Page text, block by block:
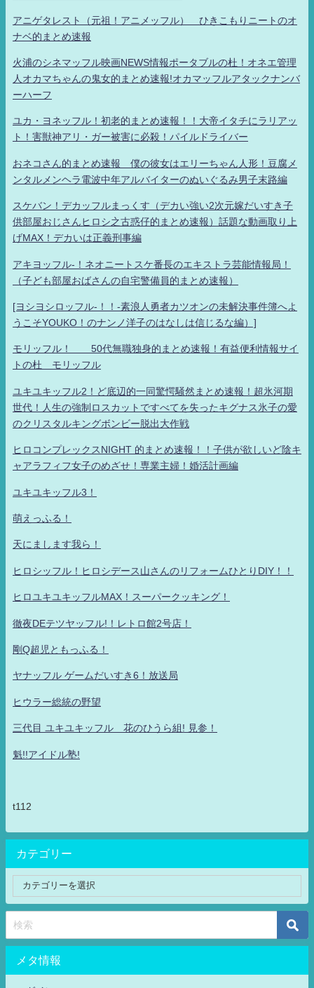
アニゲタレスト（元祖！アニメッフル） ひきこもりニートのオ
ナベ的まとめ速報
火浦のシネマッフル映画NEWS情報ポータブルの杜！オネエ管理
人オカマちゃんの鬼女的まとめ速報!オカマッフルアタックナンバ
ーハーフ
ユカ・ヨネッフル！初老的まとめ速報！！大帝イタチにラリアッ
ト！害獣神アリ・ガー被害に必殺！パイルドライバー
おネコさん的まとめ速報 僕の彼女はエリーちゃん人形！豆腐メ
ンタルメンヘラ電波中年アルバイターのぬいぐるみ男子末路編
スケバン！デカッフルまっくす（デカい強い2次元嫁だいすき子
供部屋おじさんヒロシ之古惑仔的まとめ速報）話題な動画取り上
げMAX！デカいは正義刑事編
アキヨッフル-！ネオニートスケ番長のエキストラ芸能情報局！
（子ども部屋おばさんの自宅警備員的まとめ速報）
[ヨシヨシロッフル-！！-素浪人勇者カツオンの未解決事件簿へよ
うこそYOUKO！のナンノ洋子のはなしは信じるな編）]
モリッフル！ 50代無職独身的まとめ速報！有益便利情報サイ
トの杜 モリッフル
ユキユキッフル2！ど底辺的一同驚愕騒然まとめ速報！超氷河期
世代！人生の強制ロスカットですべてを失ったキグナス氷子の愛
のクリスタルキングボンビー脱出大作戦
ヒロコンプレックスNIGHT 的まとめ速報！！子供が欲しいど陰キ
ャアラフィフ女子のめざせ！専業主婦！婚活計画編
ユキユキッフル3！
萌えっふる！
天にまします我ら！
ヒロシッフル！ヒロシデース山さんのリフォームひとりDIY！！
ヒロユキユキッフルMAX！スーパークッキング！
徹夜DEテツヤッフル!！レトロ館2号店！
剛Q超児ともっふる！
ヤナッフル ゲームだいすき6！放送局
ヒウラー総統の野望
三代目 ユキユキッフル 花のひうら組! 見参！
魁!!アイドル塾!
t112
カテゴリー
メタ情報